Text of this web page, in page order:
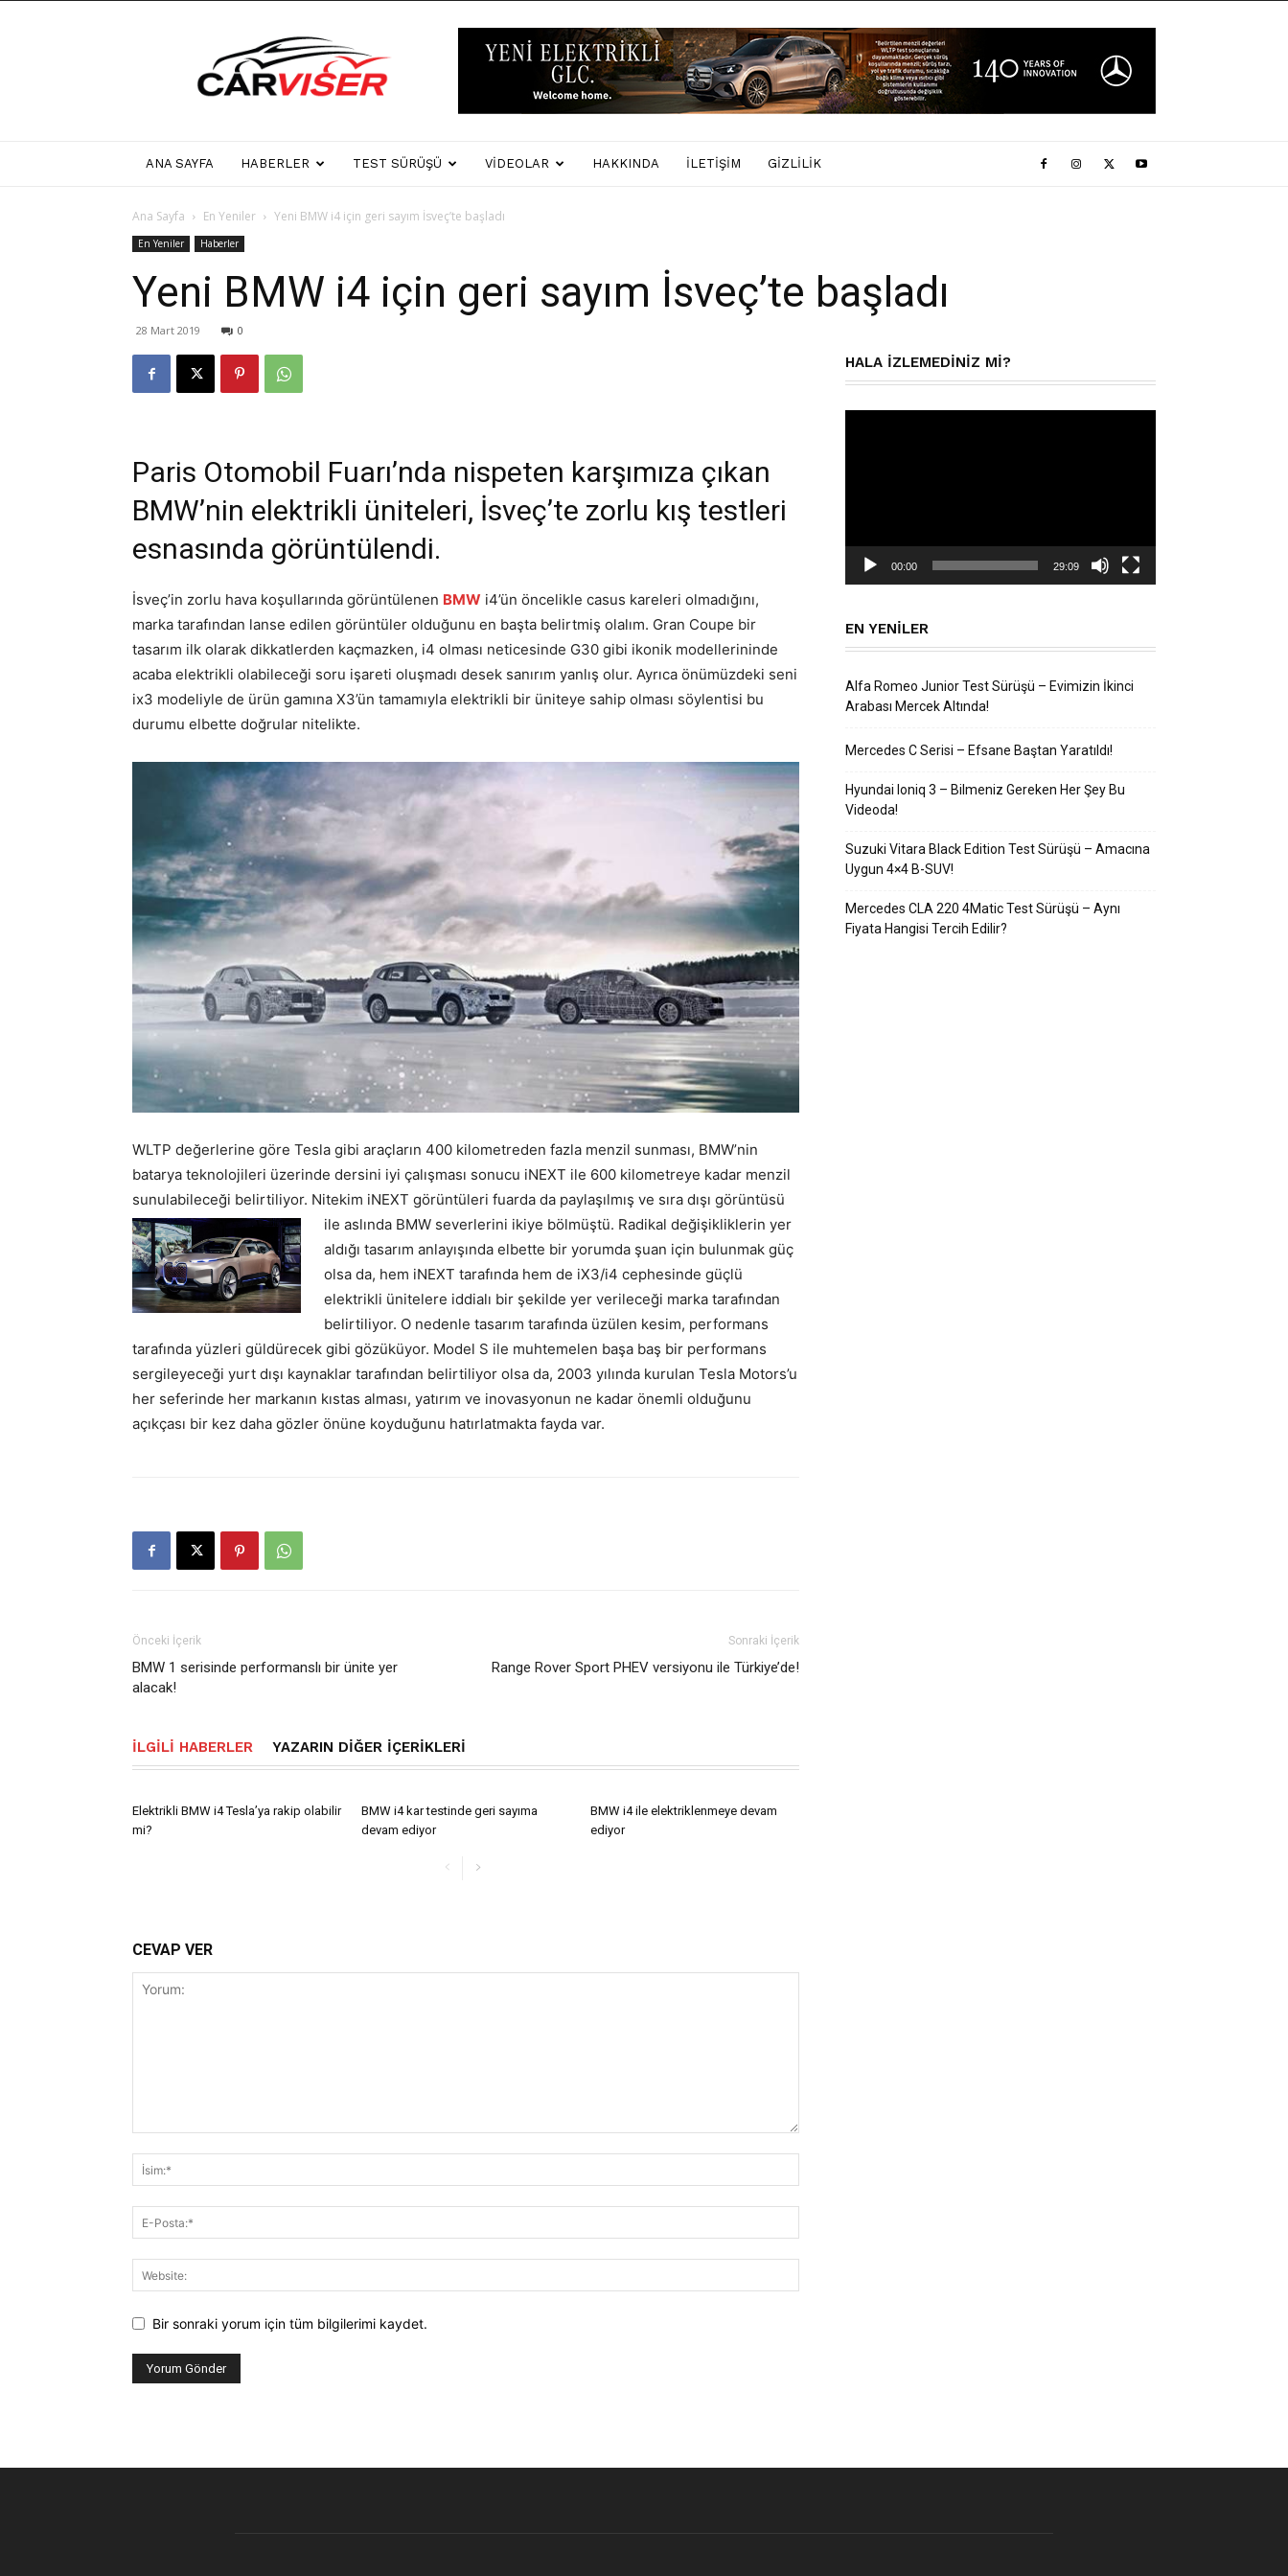
Carviser
ANA SAYFA HABERLER TEST SÜRÜŞÜ VIDEOLAR HAKKINDA İLETIŞIM GIZLILIK
Ana Sayfa En Yeniler Yeni BMW i4 için geri sayım İsveç’te başladı
En Yeniler Haberler
Yeni BMW i4 için geri sayım İsveç’te başladı
28 Mart 2019 0
Paris Otomobil Fuarı’nda nispeten karşımıza çıkan
BMW’nin elektrikli üniteleri, İsveç’te zorlu kış testleri
esnasında görüntülendi.
İsveç’in zorlu hava koşullarında görüntülenen BMW i4’ün öncelikle casus kareleri olmadığını,
marka tarafından lanse edilen görüntüler olduğunu en başta belirtmiş olalım. Gran Coupe bir
tasarım ilk olarak dikkatlerden kaçmazken, i4 olması neticesinde G30 gibi ikonik modellerininde
acaba elektrikli olabileceği soru işareti oluşmadı desek sanırım yanlış olur. Ayrıca önümüzdeki seni
ix3 modeliyle de ürün gamına X3’ün tamamıyla elektrikli bir üniteye sahip olması söylentisi bu
durumu elbette doğrular nitelikte.
WLTP değerlerine göre Tesla gibi araçların 400 kilometreden fazla menzil sunması, BMW’nin
batarya teknolojileri üzerinde dersini iyi çalışması sonucu iNEXT ile 600 kilometreye kadar menzil
sunulabileceği belirtiliyor. Nitekim iNEXT görüntüleri fuarda da paylaşılmış ve sıra dışı görüntüsü
ile aslında BMW severlerini ikiye bölmüştü. Radikal değişikliklerin yer
aldığı tasarım anlayışında elbette bir yorumda şuan için bulunmak güç
olsa da, hem iNEXT tarafında hem de iX3/i4 cephesinde güçlü
elektrikli ünitelere iddialı bir şekilde yer verileceği marka tarafından
belirtiliyor. O nedenle tasarım tarafında üzülen kesim, performans
tarafında yüzleri güldürecek gibi gözüküyor. Model S ile muhtemelen başa baş bir performans
sergileyeceği yurt dışı kaynaklar tarafından belirtiliyor olsa da, 2003 yılında kurulan Tesla Motors’u
her seferinde her markanın kıstas alması, yatırım ve inovasyonun ne kadar önemli olduğunu
açıkçası bir kez daha gözler önüne koyduğunu hatırlatmakta fayda var.
Önceki İçerik
BMW 1 serisinde performanslı bir ünite yer
alacak!
Sonraki İçerik
Range Rover Sport PHEV versiyonu ile Türkiye’de!
İLGILI HABERLER YAZARIN DIĞER İÇERIKLERI
Elektrikli BMW i4 Tesla’ya rakip olabilir
mi?
BMW i4 kar testinde geri sayıma
devam ediyor
BMW i4 ile elektriklenmeye devam
ediyor
CEVAP VER
Bir sonraki yorum için tüm bilgilerimi kaydet.
HALA IZLEMEDINIZ MI?
00:00 29:09
EN YENILER
Alfa Romeo Junior Test Sürüşü – Evimizin İkinci
Arabası Mercek Altında!
Mercedes C Serisi – Efsane Baştan Yaratıldı!
Hyundai Ioniq 3 – Bilmeniz Gereken Her Şey Bu
Videoda!
Suzuki Vitara Black Edition Test Sürüşü – Amacına
Uygun 4×4 B-SUV!
Mercedes CLA 220 4Matic Test Sürüşü – Aynı
Fiyata Hangisi Tercih Edilir?